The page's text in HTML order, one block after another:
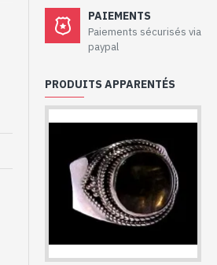
PAIEMENTS
Paiements sécurisés via
paypal
PRODUITS APPARENTÉS